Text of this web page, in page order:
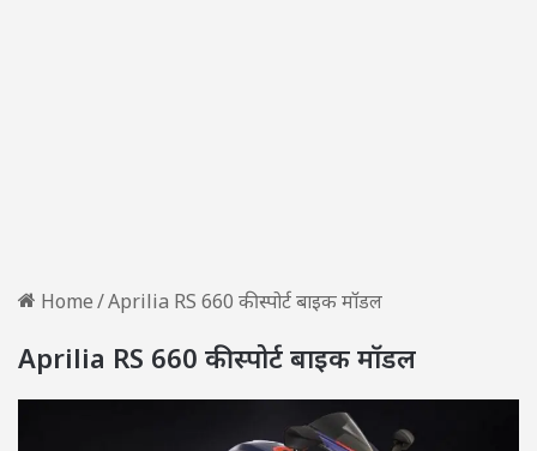
Home/Aprilia RS 660 की स्पोर्ट बाइक मॉडल
Aprilia RS 660 की स्पोर्ट बाइक मॉडल